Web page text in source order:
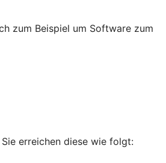
zum Beispiel um Software zum
erreichen diese wie folgt: